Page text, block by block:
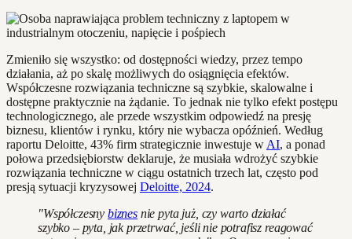
Zmieniło się wszystko: od dostępności wiedzy, przez tempo
działania, aż po skalę możliwych do osiągnięcia efektów.
Współczesne rozwiązania techniczne są szybkie, skalowalne i
dostępne praktycznie na żądanie. To jednak nie tylko efekt postępu
technologicznego, ale przede wszystkim odpowiedź na presję
biznesu, klientów i rynku, który nie wybacza opóźnień. Według
raportu Deloitte, 43% firm strategicznie inwestuje w AI, a ponad
połowa przedsiębiorstw deklaruje, że musiała wdrożyć szybkie
rozwiązania techniczne w ciągu ostatnich trzech lat, często pod
presją sytuacji kryzysowej Deloitte, 2024.
"Współczesny biznesnie pyta już, czy warto działać
szybko – pyta, jak przetrwać, jeśli nie potrafisz reagować